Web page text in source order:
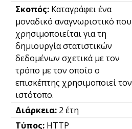
Καταγράφει ένα
μοναδικό αναγνωριστικό που
χρησιμοποιείται για τη
δημιουργία στατιστικών
δεδομένων σχετικά με τον
τρόπο με τον οποίο ο
επισκέπτης χρησιμοποιεί τον
ιστότοπο.
2 έτη
HTTP